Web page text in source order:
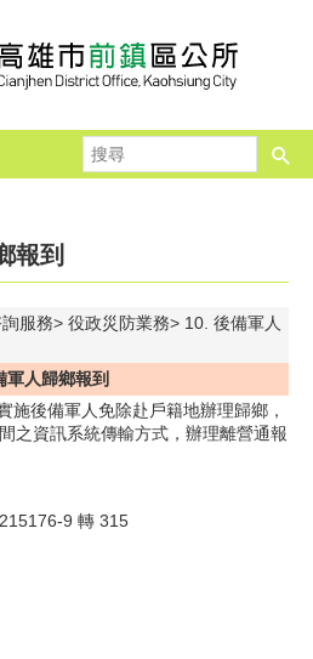
尋
報到
服務 役政災防業務
10. 後備軍人
軍人歸鄉報到
施後備軍人免除赴戶籍地辦理歸鄉，
之資訊系統傳輸方式，辦理離營通報
9 轉 315